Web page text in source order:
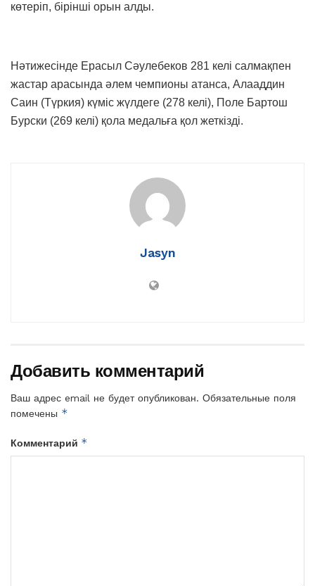
көтеріп, бірінші орын алды.
Нәтижесінде Ерасыл Сәулебеков 281 келі салмақпен
жастар арасында әлем чемпионы атанса, Алааддин
Саин (Түркия) күміс жүлдеге (278 келі), Поле Бартош
Бурски (269 келі) қола медальға қол жеткізді.
Jasyn
Добавить комментарий
Ваш адрес email не будет опубликован. Обязательные поля
помечены *
Комментарий *